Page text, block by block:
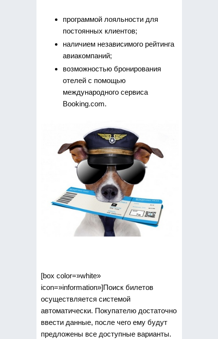
программой лояльности для
постоянных клиентов;
наличием независимого рейтинга
авиакомпаний;
возможностью бронирования
отелей с помощью
международного сервиса
Booking.com.
[box color=»white»
icon=»information»]Поиск билетов
осуществляется системой
автоматически. Покупателю достаточно
ввести данные, после чего ему будут
предложены все доступные варианты.